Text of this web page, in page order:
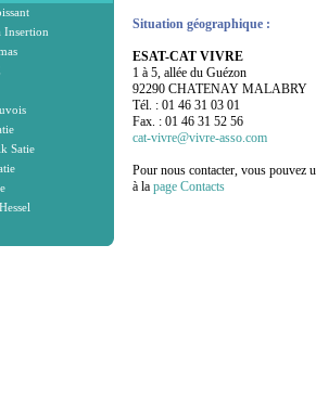
Insertion
Satie
Situation géographique :
ESAT-CAT VIVRE
1 à 5, allée du Guézon
92290 CHATENAY MALABRY
Tél. : 01 46 31 03 01
Fax. : 01 46 31 52 56
cat-vivre@vivre-asso.com
Pour nous contacter, vous pouvez
à la page Contacts